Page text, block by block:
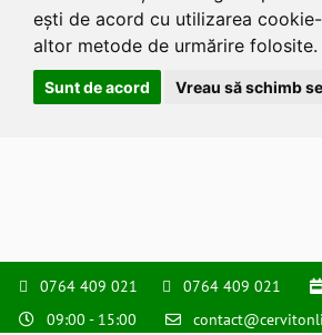
ești de acord cu utilizarea
altor metode de urmărire folosite.
Sunt de acord Vreau să schimb
0764 409 021 0764 409 021
09:00 - 15:00